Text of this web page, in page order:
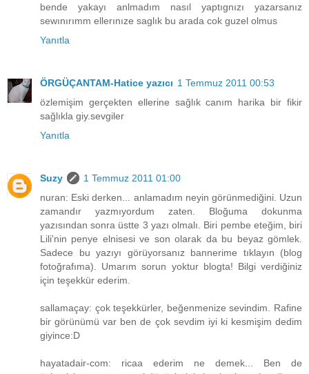
bende yakayı anlmadım nasıl yaptıgnızı yazarsanız
sewınırımm ellerınıze saglık bu arada cok guzel olmus
Yanıtla
ÖRGÜÇANTAM-Hatice yazıcı 1 Temmuz 2011 00:53
özlemişim gerçekten ellerine sağlık canım harika bir fikir
sağlıkla giy.sevgiler
Yanıtla
Suzy
1 Temmuz 2011 01:00
nuran: Eski derken... anlamadım neyin görünmediğini. Uzun
zamandır yazmıyordum zaten. Bloğuma dokunma
yazısından sonra üstte 3 yazı olmalı. Biri pembe eteğim, biri
Lili'nin penye elnisesi ve son olarak da bu beyaz gömlek.
Sadece bu yazıyı görüyorsanız bannerime tıklayın (blog
fotoğrafıma). Umarım sorun yoktur blogta! Bilgi verdiğiniz
için teşekkür ederim.
sallamaçay: çok teşekkürler, beğenmenize sevindim. Rafine
bir görünümü var ben de çok sevdim iyi ki kesmişim dedim
giyince:D
hayatadair-com: ricaa ederim ne demek... Ben de